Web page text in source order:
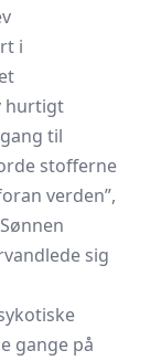
i
hurtigt
til
stofferne
verden”,
sig
gange på